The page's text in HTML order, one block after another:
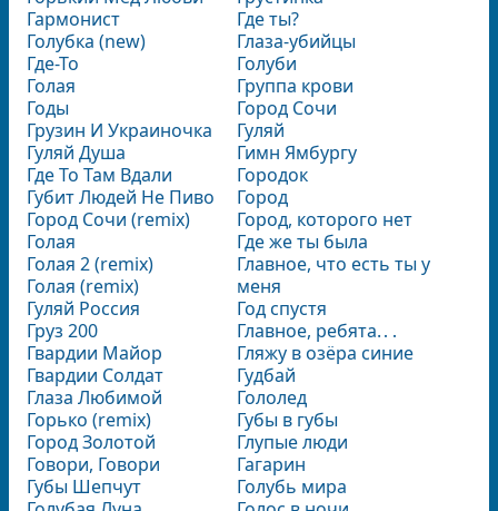
Гармонист
Голубка (new)
Где-То
Голая
Годы
Грузин И Украиночка
Гуляй Душа
Где То Там Вдали
Губит Людей Не Пиво
Город Сочи (remix)
Голая
Голая 2 (remix)
Голая (remix)
Гуляй Россия
Груз 200
Гвардии Майор
Гвардии Солдат
Глаза Любимой
Горько (remix)
Город Золотой
Говори, Говори
Губы Шепчут
Где ты?
Глаза-убийцы
Голуби
Группа крови
Город Сочи
Гуляй
Гимн Ямбургу
Городок
Город
Город, которого нет
Где же ты была
Главное, что есть ты у
меня
Год спустя
Главное, ребята.․․
Гляжу в озёра синие
Гудбай
Гололед
Губы в губы
Глупые люди
Гагарин
Голубь мира